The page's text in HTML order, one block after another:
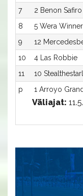
7 2 Benon Safiro
8
5 Wera Winner
9
12
10
4 Las Robbie
11
10
p
1 Arroyo
Väliajat: